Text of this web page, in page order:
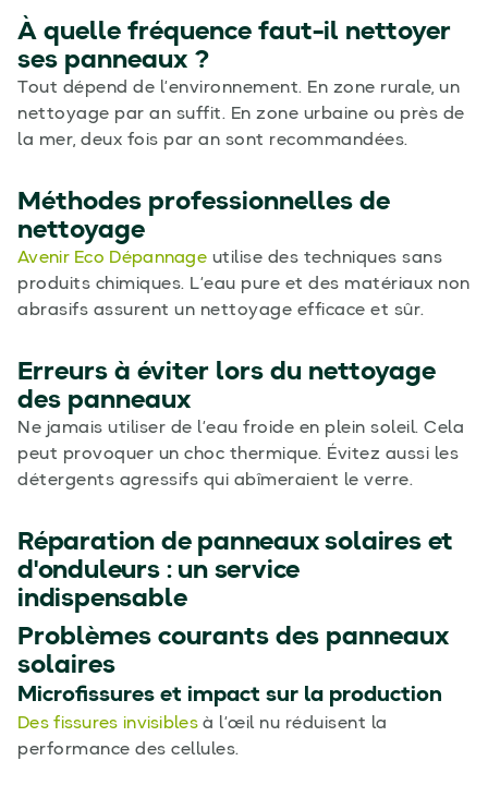
À quelle fréquence faut-il nettoyer
ses panneaux ?
Tout dépend de l’environnement. En zone rurale, un
nettoyage par an suffit. En zone urbaine ou près de
la mer, deux fois par an sont recommandées.
Méthodes professionnelles de
nettoyage
Avenir Eco Dépannage utilise des techniques sans
produits chimiques. L’eau pure et des matériaux non
abrasifs assurent un nettoyage efficace et sûr.
Erreurs à éviter lors du nettoyage
des panneaux
Ne jamais utiliser de l’eau froide en plein soleil. Cela
peut provoquer un choc thermique. Évitez aussi les
détergents agressifs qui abîmeraient le verre.
Réparation de panneaux solaires et
d'onduleurs : un service
indispensable
Problèmes courants des panneaux
solaires
Microfissures et impact sur la production
Des fissures invisiblesà l’œil nu réduisent la
performance des cellules.